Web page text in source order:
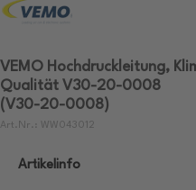
VEMO Hochdruckleitung,
Qualität V30-20-0008
(V30-20-0008)
Art.Nr.: WW043012
Artikelinfo